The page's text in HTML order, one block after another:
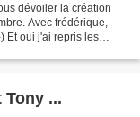
dévoiler la création
Avec frédérique,
Et oui j'ai repris les
Tony ...